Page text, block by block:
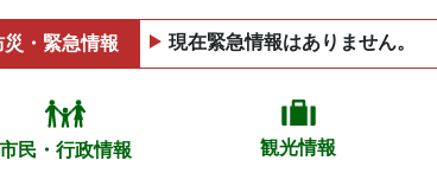
災・緊急情報 現在緊急情報はありません。
市民・行政情報 観光情報